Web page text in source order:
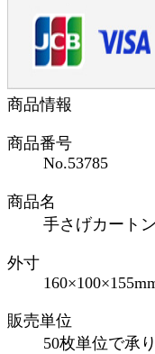
商品情報
商品番号
No.53785
商品名
手さげカート
外寸
販売単位
50枚単位で承